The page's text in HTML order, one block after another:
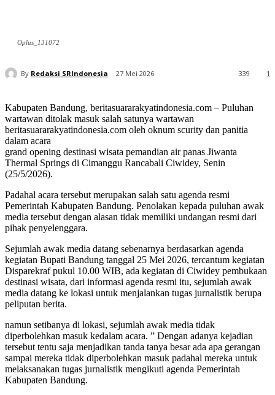
Oplus_131072
By Redaksi SRIndonesia 27 Mei 2026 1
339
Kabupaten Bandung, beritasuararakyatindonesia.com – Puluhan
wartawan ditolak masuk salah satunya wartawan
beritasuararakyatindonesia.com oleh oknum scurity dan panitia
dalam acara
grand opening destinasi wisata pemandian air panas Jiwanta
Thermal Springs di Cimanggu Rancabali Ciwidey, Senin
(25/5/2026).
Padahal acara tersebut merupakan salah satu agenda resmi
Pemerintah Kabupaten Bandung. Penolakan kepada puluhan awak
media tersebut dengan alasan tidak memiliki undangan resmi dari
pihak penyelenggara.
Sejumlah awak media datang sebenarnya berdasarkan agenda
kegiatan Bupati Bandung tanggal 25 Mei 2026, tercantum kegiatan
Disparekraf pukul 10.00 WIB, ada kegiatan di Ciwidey pembukaan
destinasi wisata, dari informasi agenda resmi itu, sejumlah awak
media datang ke lokasi untuk menjalankan tugas jurnalistik berupa
peliputan berita.
namun setibanya di lokasi, sejumlah awak media tidak
diperbolehkan masuk kedalam acara. ” Dengan adanya kejadian
tersebut tentu saja menjadikan tanda tanya besar ada apa gerangan
sampai mereka tidak diperbolehkan masuk padahal mereka untuk
melaksanakan tugas jurnalistik mengikuti agenda Pemerintah
Kabupaten Bandung.